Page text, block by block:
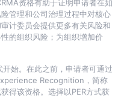
资格有助于证明申请者在如
管理和公司治理过程中对核心
计委员会提供更多有关风险和
的组织风险；为组织增加价
始。在此之前，申请者可通过
Recognition，简称
得该资格。选择以PER方式获